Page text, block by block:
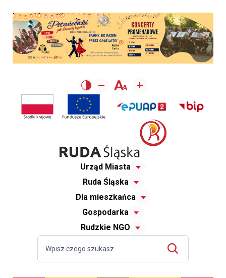
Urząd Miasta
Ruda Śląska
Dla mieszkańca
Gospodarka
Rudzkie NGO